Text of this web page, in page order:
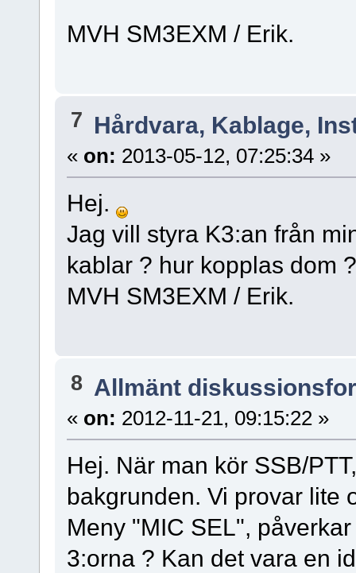
MVH SM3EXM / Erik.
7 Hårdvara, Kablage,
« on: 2013-05-12, 07:25:34 »
Hej.
Jag vill styra K3:an från
kablar ? hur kopplas dom ?
MVH SM3EXM / Erik.
8 Allmänt
« on: 2012-11-21, 09:15:22 »
Hej. När man kör SSB/
bakgrunden. Vi provar lite
Meny "MIC SEL",
3:orna ? Kan det vara en